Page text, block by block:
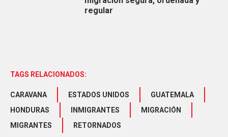
regular
TAGS RELACIONADOS:
CARAVANA ESTADOS UNIDOS
GUATEMALA
HONDURAS
INMIGRANTES
MIGRACIÓN
MIGRANTES
RETORNADOS